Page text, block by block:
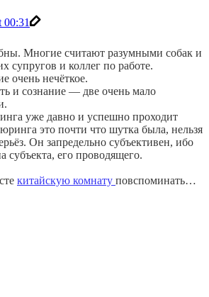
00:31
Многие считают разумными собак и
супругов и коллег по работе.
очень нечёткое.
и сознание — две очень мало
уже давно и успешно проходит
это почти что шутка была, нельзя
Он запредельно субъективен, ибо
субъекта, его проводящего.
китайскую комнату повспоминать…